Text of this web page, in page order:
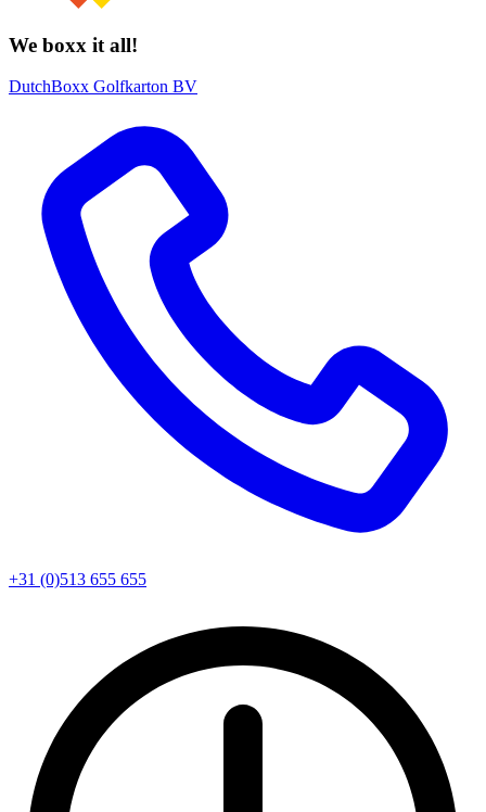
We boxx it all!
DutchBoxx Golfkarton BV
+31 (0)513 655 655